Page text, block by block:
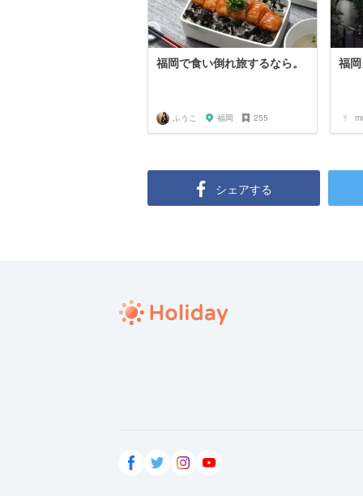
福岡で食い倒れ旅するなら。
ふうこ 福岡 255
福
シェアする